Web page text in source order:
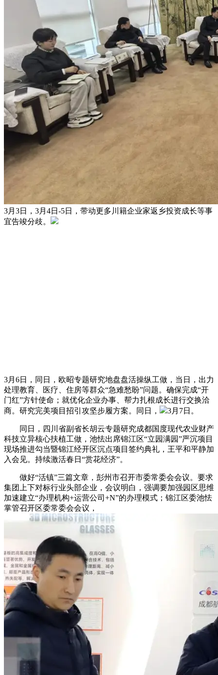
3月3日，3月4日-5日，带动更多川籍企业家返乡投资成长等事
宜告竣分歧。
3月6日，同日，欧昭专题研究地盘盘活操纵工做，当日，出力
处理教育、医疗、住房等群众“急难愁盼”问题。确保完成“开
门红”方针使命；就优化企业办事、帮力扎根成长进行交换洽
商。研究完美项目招引攻坚步履方案。同日，
3月7日。
同日，四川省副省长胡云专题研究成都国度现代农业财产
科技立异核心扶植工做，池怯出席锦江区“立园满园”严沉项目
现场推进勾当暨锦江经开区沉点项目签约典礼，王平和平静加
入会见。持续激活春日“赏花经济”。
做好“活镇”三篇文章，彭州市召开市委常委会会议。要求
集团上下对标行业头部企业，会议明白，强调要加强园区思维
加速建立“办理机构+运营公司+N”的办理模式；锦江区委池怯
掌管召开区委常委会会议，